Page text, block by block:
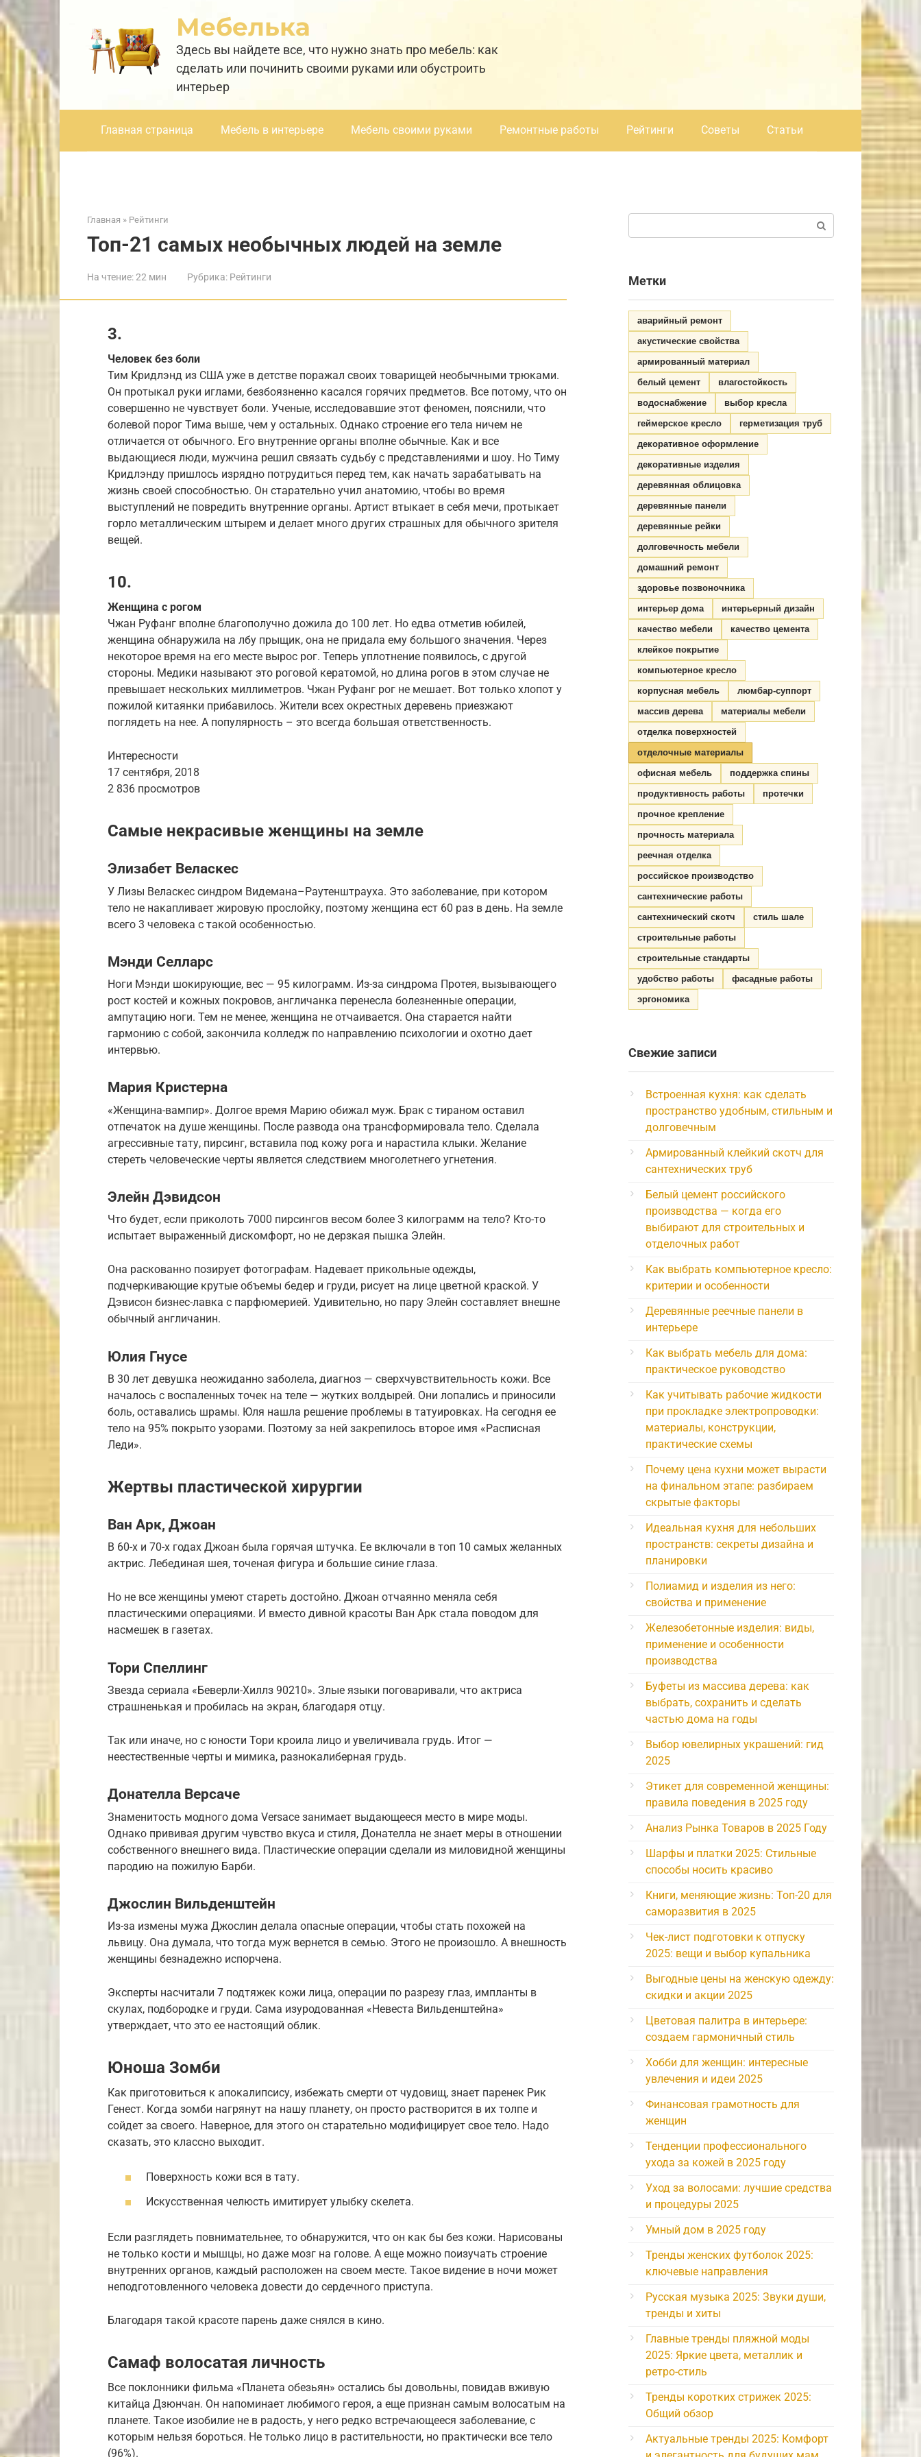
Перейти
к
контенту
Мебелька
Здесь вы найдете все, что нужно знать про мебель: как
сделать или починить своими руками или обустроить
интерьер
Главная страница Мебель в интерьере Мебель своими руками Ремонтные работы Рейтинги Советы Статьи
Главная » Рейтинги
Топ-21 самых необычных людей на земле
На чтение:22 мин Рубрика: Рейтинги
3.
Человек без боли
Тим Кридлэнд из США уже в детстве поражал своих товарищей необычными трюками.
Он протыкал руки иглами, безбоязненно касался горячих предметов. Все потому, что он
совершенно не чувствует боли. Ученые, исследовавшие этот феномен, пояснили, что
болевой порог Тима выше, чем у остальных. Однако строение его тела ничем не
отличается от обычного. Его внутренние органы вполне обычные. Как и все
выдающиеся люди, мужчина решил связать судьбу с представлениями и шоу. Но Тиму
Кридлэнду пришлось изрядно потрудиться перед тем, как начать зарабатывать на
жизнь своей способностью. Он старательно учил анатомию, чтобы во время
выступлений не повредить внутренние органы. Артист втыкает в себя мечи, протыкает
горло металлическим штырем и делает много других страшных для обычного зрителя
вещей.
10.
Женщина с рогом
Чжан Руфанг вполне благополучно дожила до 100 лет. Но едва отметив юбилей,
женщина обнаружила на лбу прыщик, она не придала ему большого значения. Через
некоторое время на его месте вырос рог. Теперь уплотнение появилось, с другой
стороны. Медики называют это роговой кератомой, но длина рогов в этом случае не
превышает нескольких миллиметров. Чжан Руфанг рог не мешает. Вот только хлопот у
пожилой китаянки прибавилось. Жители всех окрестных деревень приезжают
поглядеть на нее. А популярность – это всегда большая ответственность.
Интересности
17 сентября, 2018
2 836 просмотров
Самые некрасивые женщины на земле
Элизабет Веласкес
У Лизы Веласкес синдром Видемана–Раутенштрауха. Это заболевание, при котором
тело не накапливает жировую прослойку, поэтому женщина ест 60 раз в день. На земле
всего 3 человека с такой особенностью.
Мэнди Селларс
Ноги Мэнди шокирующие, вес — 95 килограмм. Из-за синдрома Протея, вызывающего
рост костей и кожных покровов, англичанка перенесла болезненные операции,
ампутацию ноги. Тем не менее, женщина не отчаивается. Она старается найти
гармонию с собой, закончила колледж по направлению психологии и охотно дает
интервью.
Мария Кристерна
«Женщина-вампир». Долгое время Марию обижал муж. Брак с тираном оставил
отпечаток на душе женщины. После развода она трансформировала тело. Сделала
агрессивные тату, пирсинг, вставила под кожу рога и нарастила клыки. Желание
стереть человеческие черты является следствием многолетнего угнетения.
Элейн Дэвидсон
Что будет, если приколоть 7000 пирсингов весом более 3 килограмм на тело? Кто-то
испытает выраженный дискомфорт, но не дерзкая пышка Элейн.
Она раскованно позирует фотографам. Надевает прикольные одежды,
подчеркивающие крутые объемы бедер и груди, рисует на лице цветной краской. У
Дэвисон бизнес-лавка с парфюмерией. Удивительно, но пару Элейн составляет внешне
обычный англичанин.
Юлия Гнусе
В 30 лет девушка неожиданно заболела, диагноз — сверхчувствительность кожи. Все
началось с воспаленных точек на теле — жутких волдырей. Они лопались и приносили
боль, оставались шрамы. Юля нашла решение проблемы в татуировках. На сегодня ее
тело на 95% покрыто узорами. Поэтому за ней закрепилось второе имя «Расписная
Леди».
Жертвы пластической хирургии
Ван Арк, Джоан
В 60-х и 70-х годах Джоан была горячая штучка. Ее включали в топ 10 самых желанных
актрис. Лебединая шея, точеная фигура и большие синие глаза.
Но не все женщины умеют стареть достойно. Джоан отчаянно меняла себя
пластическими операциями. И вместо дивной красоты Ван Арк стала поводом для
насмешек в газетах.
Тори Спеллинг
Звезда сериала «Беверли-Хиллз 90210». Злые языки поговаривали, что актриса
страшненькая и пробилась на экран, благодаря отцу.
Так или иначе, но с юности Тори кроила лицо и увеличивала грудь. Итог —
неестественные черты и мимика, разнокалиберная грудь.
Донателла Версаче
Знаменитость модного дома Versace занимает выдающееся место в мире моды.
Однако прививая другим чувство вкуса и стиля, Донателла не знает меры в отношении
собственного внешнего вида. Пластические операции сделали из миловидной женщины
пародию на пожилую Барби.
Джослин Вильденштейн
Из-за измены мужа Джослин делала опасные операции, чтобы стать похожей на
львицу. Она думала, что тогда муж вернется в семью. Этого не произошло. А внешность
женщины безнадежно испорчена.
Эксперты насчитали 7 подтяжек кожи лица, операции по разрезу глаз, импланты в
скулах, подбородке и груди. Сама изуродованная «Невеста Вильденштейна»
утверждает, что это ее настоящий облик.
Юноша Зомби
Как приготовиться к апокалипсису, избежать смерти от чудовищ, знает паренек Рик
Генест. Когда зомби нагрянут на нашу планету, он просто растворится в их толпе и
сойдет за своего. Наверное, для этого он старательно модифицирует свое тело. Надо
сказать, это классно выходит.
Поверхность кожи вся в тату.
Искусственная челюсть имитирует улыбку скелета.
Если разглядеть повнимательнее, то обнаружится, что он как бы без кожи. Нарисованы
не только кости и мышцы, но даже мозг на голове. А еще можно поизучать строение
внутренних органов, каждый расположен на своем месте. Такое видение в ночи может
неподготовленного человека довести до сердечного приступа.
Благодаря такой красоте парень даже снялся в кино.
Самаф волосатая личность
Все поклонники фильма «Планета обезьян» остались бы довольны, повидав вживую
китайца Дзюнчан. Он напоминает любимого героя, а еще признан самым волосатым на
планете. Такое изобилие не в радость, у него редко встречающееся заболевание, с
которым нельзя бороться. Не только лицо в растительности, но практически все тело
(96%).
Метки
аварийный ремонт
акустические свойства
армированный материал
белый цемент
влагостойкость
водоснабжение
выбор кресла
геймерское кресло
герметизация труб
декоративное оформление
декоративные изделия
деревянная облицовка
деревянные панели
деревянные рейки
долговечность мебели
домашний ремонт
здоровье позвоночника
интерьер дома
интерьерный дизайн
качество мебели
качество цемента
клейкое покрытие
компьютерное кресло
корпусная мебель
люмбар-суппорт
массив дерева
материалы мебели
отделка поверхностей
отделочные материалы
офисная мебель
поддержка спины
продуктивность работы
протечки
прочное крепление
прочность материала
реечная отделка
российское производство
сантехнические работы
сантехнический скотч
стиль шале
строительные работы
строительные стандарты
удобство работы
фасадные работы
эргономика
Свежие записи
Встроенная кухня: как сделать
пространство удобным, стильным и
долговечным
Армированный клейкий скотч для
сантехнических труб
Белый цемент российского
производства — когда его
выбирают для строительных и
отделочных работ
Как выбрать компьютерное кресло:
критерии и особенности
Деревянные реечные панели в
интерьере
Как выбрать мебель для дома:
практическое руководство
Как учитывать рабочие жидкости
при прокладке электропроводки:
материалы, конструкции,
практические схемы
Почему цена кухни может вырасти
на финальном этапе: разбираем
скрытые факторы
Идеальная кухня для небольших
пространств: секреты дизайна и
планировки
Полиамид и изделия из него:
свойства и применение
Железобетонные изделия: виды,
применение и особенности
производства
Буфеты из массива дерева: как
выбрать, сохранить и сделать
частью дома на годы
Выбор ювелирных украшений: гид
2025
Этикет для современной женщины:
правила поведения в 2025 году
Анализ Рынка Товаров в 2025 Году
Шарфы и платки 2025: Стильные
способы носить красиво
Книги, меняющие жизнь: Топ-20 для
саморазвития в 2025
Чек-лист подготовки к отпуску
2025: вещи и выбор купальника
Выгодные цены на женскую одежду:
скидки и акции 2025
Цветовая палитра в интерьере:
создаем гармоничный стиль
Хобби для женщин: интересные
увлечения и идеи 2025
Финансовая грамотность для
женщин
Тенденции профессионального
ухода за кожей в 2025 году
Уход за волосами: лучшие средства
и процедуры 2025
Умный дом в 2025 году
Тренды женских футболок 2025:
ключевые направления
Русская музыка 2025: Звуки души,
тренды и хиты
Главные тренды пляжной моды
2025: Яркие цвета, металлик и
ретро-стиль
Тренды коротких стрижек 2025:
Общий обзор
Актуальные тренды 2025: Комфорт